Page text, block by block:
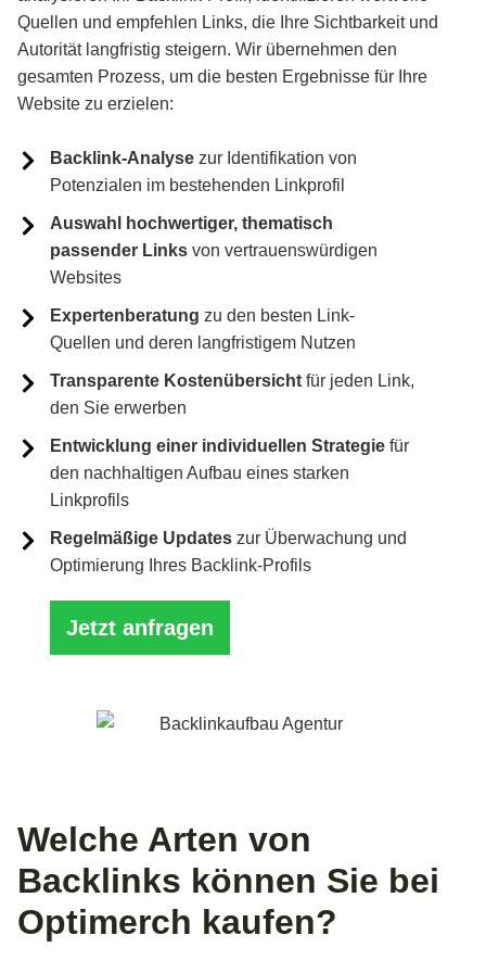
Quellen und empfehlen Links, die Ihre Sichtbarkeit und
Autorität langfristig steigern. Wir übernehmen den
gesamten Prozess, um die besten Ergebnisse für Ihre
Website zu erzielen:
Backlink-Analyse zur Identifikation von
Potenzialen im bestehenden Linkprofil
Auswahl hochwertiger, thematisch
passender Links von vertrauenswürdigen
Websites
Expertenberatung zu den besten Link-
Quellen und deren langfristigem Nutzen
Transparente Kostenübersicht für jeden Link,
den Sie erwerben
Entwicklung einer individuellen Strategie für
den nachhaltigen Aufbau eines starken
Linkprofils
Regelmäßige Updates zur Überwachung und
Optimierung Ihres Backlink-Profils
Jetzt anfragen
Welche Arten von
Backlinks können Sie bei
Optimerch kaufen?